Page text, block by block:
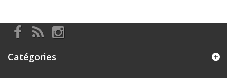
Catégories